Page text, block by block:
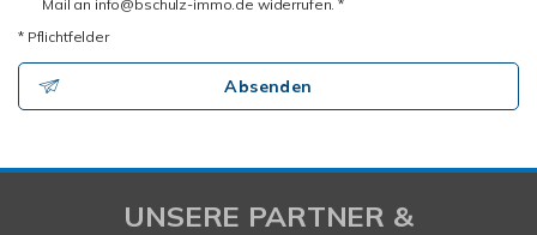
Mail an info@bschulz-immo.de widerrufen. *
* Pflichtfelder
Absenden
UNSERE PARTNER &